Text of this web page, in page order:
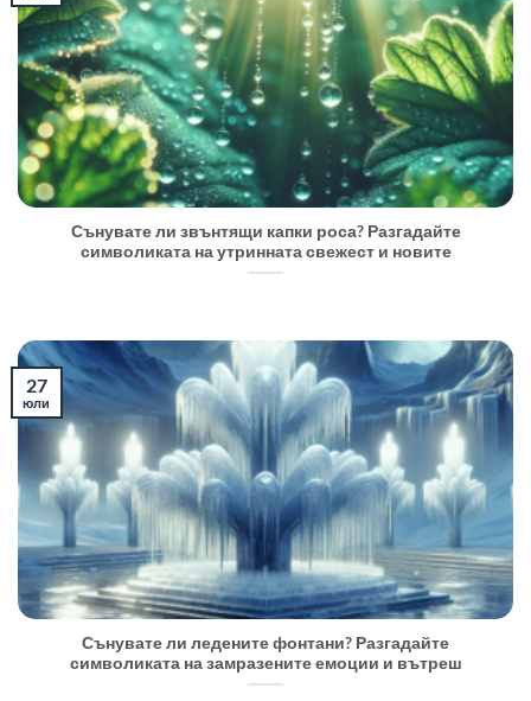
Сънувате ли звънтящи капки роса? Разгадайте
символиката на утринната свежест и новите
Сънувате ли ледените фонтани? Разгадайте
символиката на замразените емоции и вътреш
27
юли